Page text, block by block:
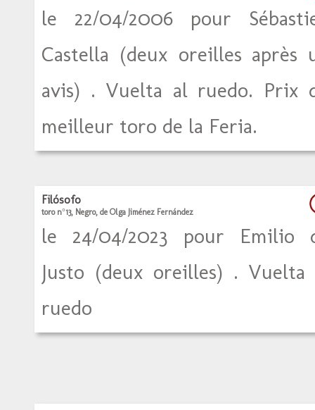
le 22/04/2006 pour
Castella (deux oreilles après
avis) . Vuelta al ruedo. Prix
meilleur toro de la Feria.
Filósofo
toro n°13, Negro, de Olga Jiménez Fernández
le 24/04/2023 pour Emilio
Justo (deux oreilles) . Vuelta
ruedo